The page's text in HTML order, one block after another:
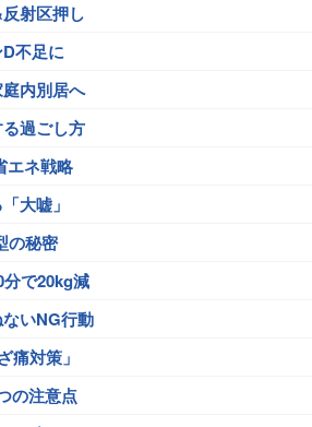
射区押し
不足に
内別居へ
過ごし方
エネ戦略
大嘘」
の秘密
で20kg減
いNG行動
痛対策」
の注意点